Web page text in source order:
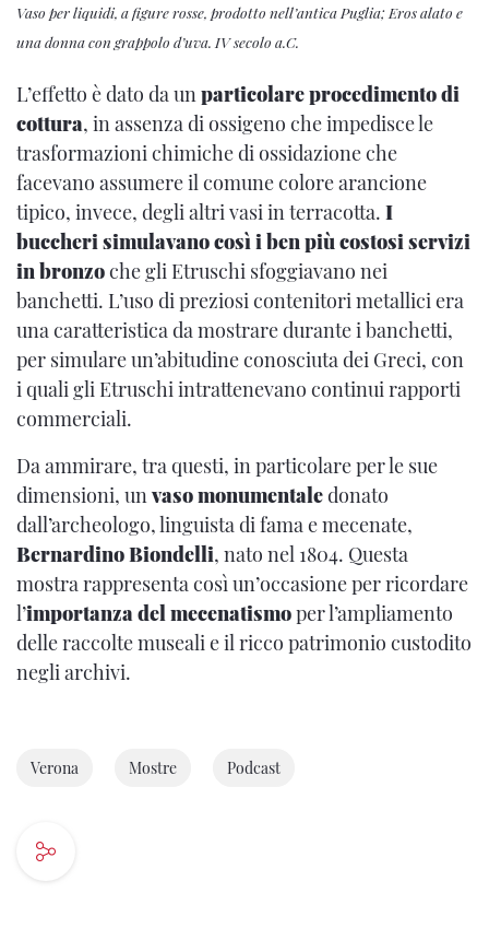
Vaso per liquidi, a figure rosse, prodotto nell’antica Puglia; Eros alato e
una donna con grappolo d’uva. IV secolo a.C.
L’effetto è dato da unparticolare procedimento di
cottura, in assenza di ossigeno che impedisce le
trasformazioni chimiche di ossidazione che
facevano assumere il comune colore arancione
tipico, invece, degli altri vasi in terracotta. I
buccheri simulavano così i ben più costosi servizi
in bronzoche gli Etruschi sfoggiavano nei
banchetti. L’uso di preziosi contenitori metallici era
una caratteristica da mostrare durante i banchetti,
per simulare un’abitudine conosciuta dei Greci, con
i quali gli Etruschi intrattenevano continui rapporti
commerciali.
Da ammirare, tra questi, in particolare per le sue
dimensioni, unvaso monumentaledonato
dall’archeologo, linguista di fama e mecenate,
Bernardino Biondelli, nato nel 1804. Questa
mostra rappresenta così un’occasione per ricordare
l’importanza del mecenatismoper l’ampliamento
delle raccolte museali e il ricco patrimonio custodito
negli archivi.
Verona Mostre Podcast